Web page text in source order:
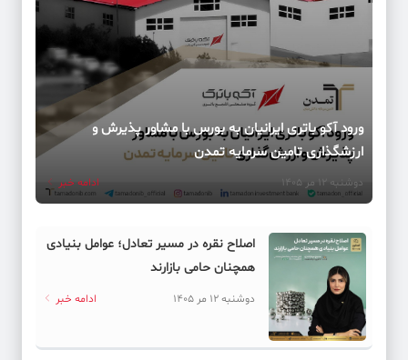
ورود آکو باتری ایرانیان به بورس با مشاور پذیرش و
ارزشگذاری تامین سرمایه تمدن
دوشنبه 12 مر 1405 ادامه خبر
اصلاح نقره در مسیر تعادل؛ عوامل بنیادی
همچنان حامی بازارند
دوشنبه 12 مر 1405 ادامه خبر